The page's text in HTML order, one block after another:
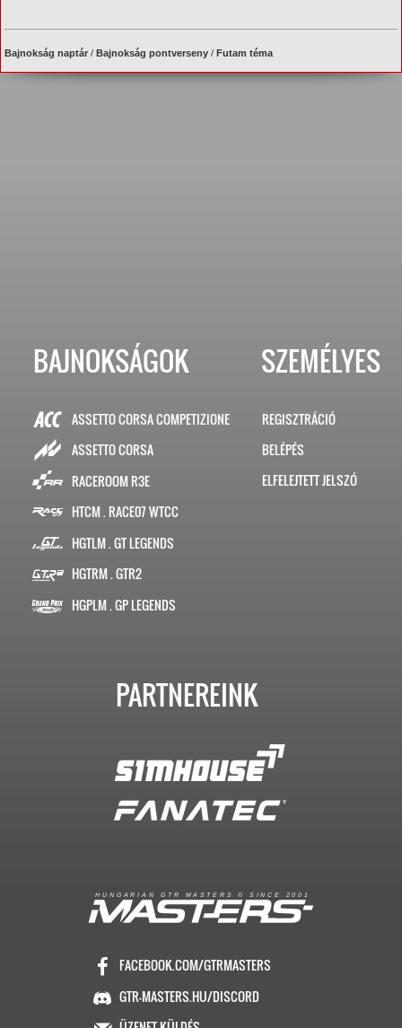
Bajnokság naptár /Bajnokság pontverseny /Futam téma
BAJNOKSÁGOK
ASSETTO CORSA COMPETIZIONE
ASSETTO CORSA
RACEROOM R3E
HTCM . RACE07 WTCC
HGTLM . GT LEGENDS
HGTRM . GTR2
HGPLM . GP LEGENDS
SZEMÉLYES
REGISZTRÁCIÓ
BELÉPÉS
ELFELEJTETT JELSZÓ
PARTNEREINK
H U N G A R I A N G T R M A S T E R S © S I N C E 2 0 0 1
FACEBOOK.COM/GTRMASTERS
GTR-MASTERS.HU/DISCORD